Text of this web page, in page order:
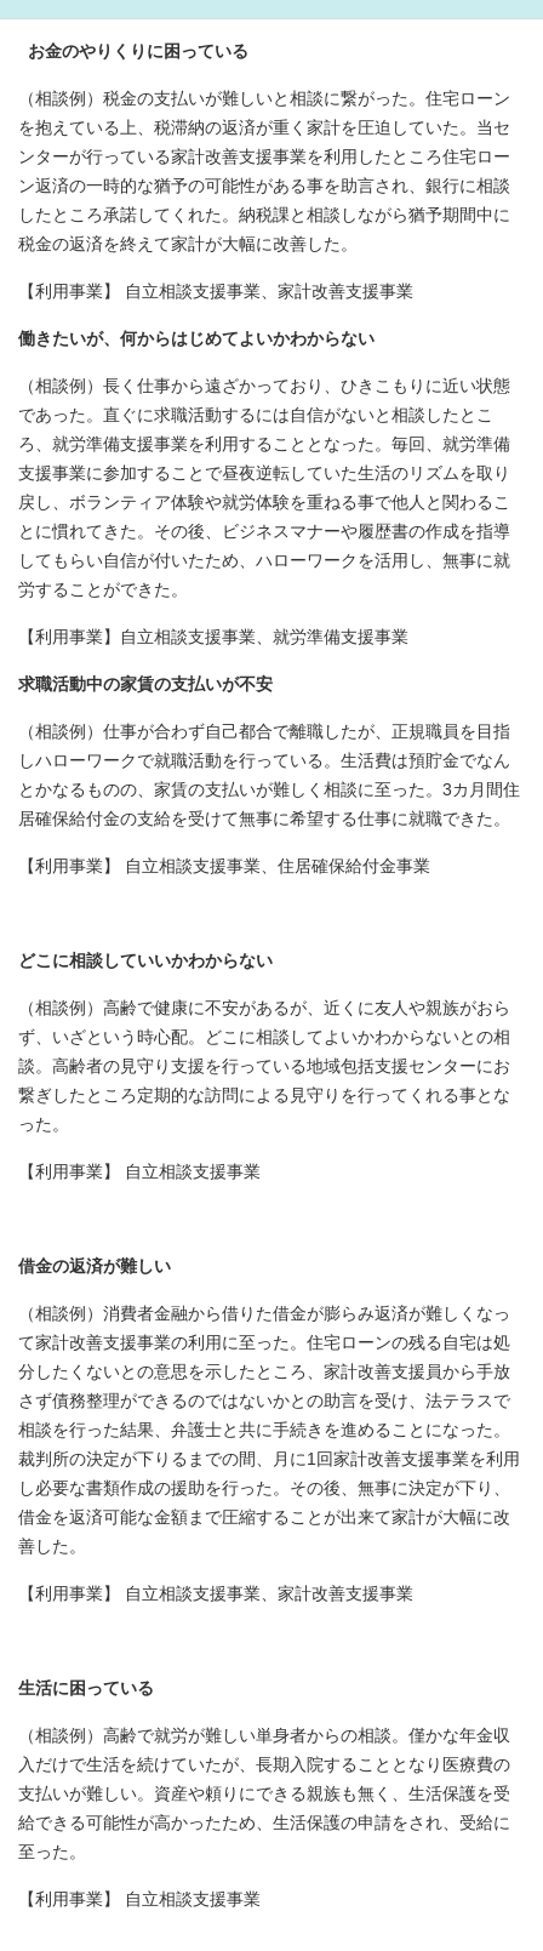
お金のやりくりに困っている
（相談例）税金の支払いが難しいと相談に繋がった。住宅ローン
を抱えている上、税滞納の返済が重く家計を圧迫していた。当セ
ンターが行っている家計改善支援事業を利用したところ住宅ロー
ン返済の一時的な猶予の可能性がある事を助言され、銀行に相談
したところ承諾してくれた。納税課と相談しながら猶予期間中に
税金の返済を終えて家計が大幅に改善した。
【利用事業】 自立相談支援事業、家計改善支援事業
働きたいが、何からはじめてよいかわからない
（相談例）長く仕事から遠ざかっており、ひきこもりに近い状態
であった。直ぐに求職活動するには自信がないと相談したとこ
ろ、就労準備支援事業を利用することとなった。毎回、就労準備
支援事業に参加することで昼夜逆転していた生活のリズムを取り
戻し、ボランティア体験や就労体験を重ねる事で他人と関わるこ
とに慣れてきた。その後、ビジネスマナーや履歴書の作成を指導
してもらい自信が付いたため、ハローワークを活用し、無事に就
労することができた。
【利用事業】自立相談支援事業、就労準備支援事業
求職活動中の家賃の支払いが不安
（相談例）仕事が合わず自己都合で離職したが、正規職員を目指
しハローワークで就職活動を行っている。生活費は預貯金でなん
とかなるものの、家賃の支払いが難しく相談に至った。3カ月間住
居確保給付金の支給を受けて無事に希望する仕事に就職できた。
【利用事業】 自立相談支援事業、住居確保給付金事業
どこに相談していいかわからない
（相談例）高齢で健康に不安があるが、近くに友人や親族がおら
ず、いざという時心配。どこに相談してよいかわからないとの相
談。高齢者の見守り支援を行っている地域包括支援センターにお
繋ぎしたところ定期的な訪問による見守りを行ってくれる事とな
った。
【利用事業】 自立相談支援事業
借金の返済が難しい
（相談例）消費者金融から借りた借金が膨らみ返済が難しくなっ
て家計改善支援事業の利用に至った。住宅ローンの残る自宅は処
分したくないとの意思を示したところ、家計改善支援員から手放
さず債務整理ができるのではないかとの助言を受け、法テラスで
相談を行った結果、弁護士と共に手続きを進めることになった。
裁判所の決定が下りるまでの間、月に1回家計改善支援事業を利用
し必要な書類作成の援助を行った。その後、無事に決定が下り、
借金を返済可能な金額まで圧縮することが出来て家計が大幅に改
善した。
【利用事業】 自立相談支援事業、家計改善支援事業
生活に困っている
（相談例）高齢で就労が難しい単身者からの相談。僅かな年金収
入だけで生活を続けていたが、長期入院することとなり医療費の
支払いが難しい。資産や頼りにできる親族も無く、生活保護を受
給できる可能性が高かったため、生活保護の申請をされ、受給に
至った。
【利用事業】 自立相談支援事業